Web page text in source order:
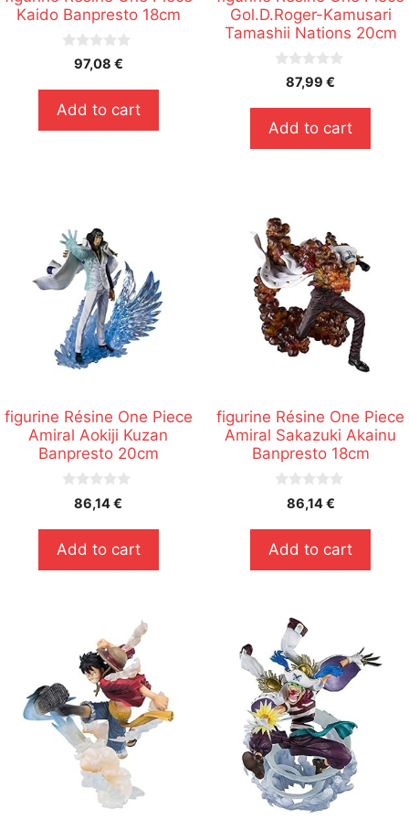
Kaido Banpresto 18cm
s
5
97,08 €
Add to cart
Gol.D.Roger-Kamusari
Tamashii Nations 20cm
s
5
87,99€
Add to cart
figurine Résine One Piece
Amiral Aokiji Kuzan
Banpresto 20cm
s
5
86,14€
Add to cart
figurine Résine One Piece
Amiral Sakazuki Akainu
Banpresto 18cm
s
5
86,14€
Add to cart